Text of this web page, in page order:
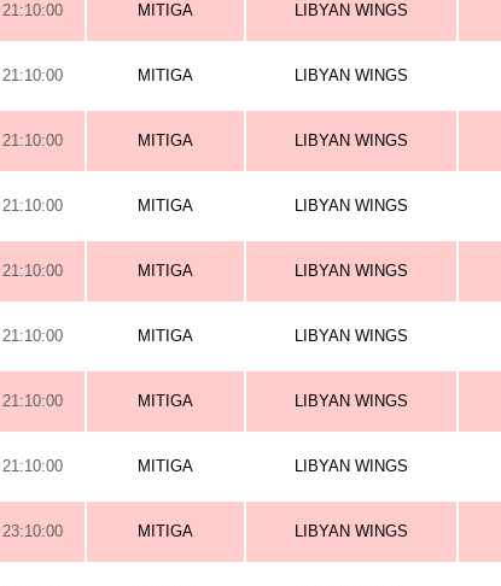
21:10:00 MITIGA LIBYAN WINGS
21:10:00 MITIGA LIBYAN WINGS
21:10:00 MITIGA LIBYAN WINGS
21:10:00 MITIGA LIBYAN WINGS
21:10:00 MITIGA LIBYAN WINGS
21:10:00 MITIGA LIBYAN WINGS
21:10:00 MITIGA LIBYAN WINGS
21:10:00 MITIGA LIBYAN WINGS
23:10:00 MITIGA LIBYAN WINGS